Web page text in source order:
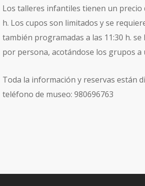
Los talleres infantiles tienen un precio
h. Los cupos son limitados y se
también programadas a las 11:30 h.
por persona, acotándose los grupos a
Toda la información y reservas están
teléfono de museo: 980696763